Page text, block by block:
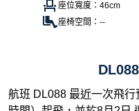
座位寬度：46cm
座椅空間：--
航班 DL088 最近一次飛